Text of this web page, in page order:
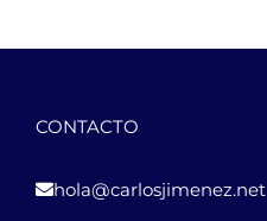
CONTACTO
hola@carlosjimenez.net